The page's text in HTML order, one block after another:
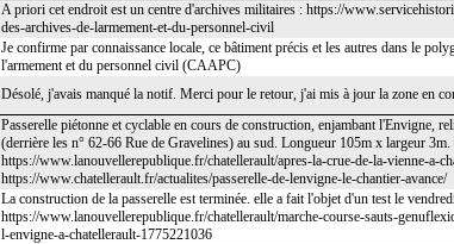
A priori cet endroit est un centre d'archives militaires : https://
des-archives-de-larmement-et-du-personnel-civil
Je confirme par connaissance locale, ce bâtiment précis et les autres dans le
l'armement et du personnel civil (CAAPC)
Désolé, j'avais manqué la notif. Merci pour le retour, j'ai mis à jour la zone en
Passerelle piétonne et cyclable en cours de construction, enjambant l'Envigne,
(derrière les n° 62-66 Rue de Gravelines) au sud. Longueur 105m x largeur
https://www.lanouvellerepublique.fr/chatellerault/apres-la-crue-de-la-vienne-a-
https://www.chatellerault.fr/actualites/passerelle-de-lenvigne-le-chantier-avance/
La construction de la passerelle est terminée. elle a fait l'objet d'un test le
https://www.lanouvellerepublique.fr/chatellerault/marche-course-sauts-
l-envigne-a-chatellerault-1775221036